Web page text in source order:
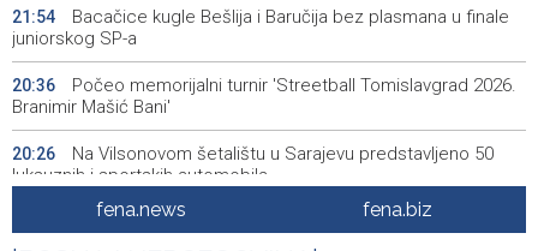
21:54
Bacačice kugle Bešlija i Baručija bez plasmana u finale
juniorskog SP-a
20:36
Počeo memorijalni turnir 'Streetball Tomislavgrad 2026.
Branimir Mašić Bani'
20:26
Na Vilsonovom šetalištu u Sarajevu predstavljeno 50
luksuznih i sportskih automobila
Announcement of events for Friday, 7 August 2026
fena.news fena.biz